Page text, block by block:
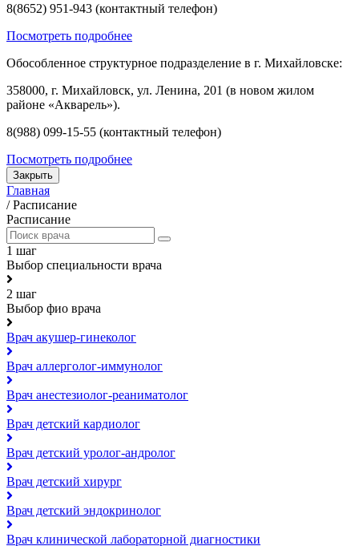
8(8652) 951-943 (контактный телефон)
Посмотреть подробнее
Обособленное структурное подразделение в г. Михайловске:
358000, г. Михайловск, ул. Ленина, 201 (в новом жилом
районе «Акварель»).
8(988) 099-15-55 (контактный телефон)
Посмотреть подробнее
Закрыть
Главная
/ Расписание
Расписание
1 шаг
Выбор специальности врача
2 шаг
Выбор фио врача
Врач акушер-гинеколог
Врач аллерголог-иммунолог
Врач анестезиолог-реаниматолог
Врач детский кардиолог
Врач детский уролог-андролог
Врач детский хирург
Врач детский эндокринолог
Врач клинической лабораторной диагностики